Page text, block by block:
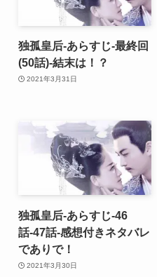
独孤皇后-あらすじ-最終回
(50話)-結末は！？
2021年3月31日
独孤皇后-あらすじ-46
話-47話-感想付きネタバレ
でありで！
2021年3月30日